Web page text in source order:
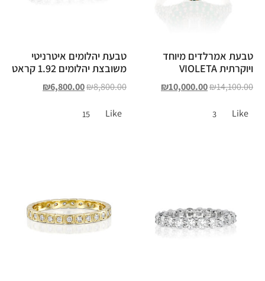
טבעת אמרלדים מיוחד
ויוקרתית VIOLETA
₪14,100.00
₪10,000.00
Like
3
טבעת יהלומים איטרניטי
משובצת יהלומים 1.92 קראט
₪8,800.00
₪6,800.00
Like
15